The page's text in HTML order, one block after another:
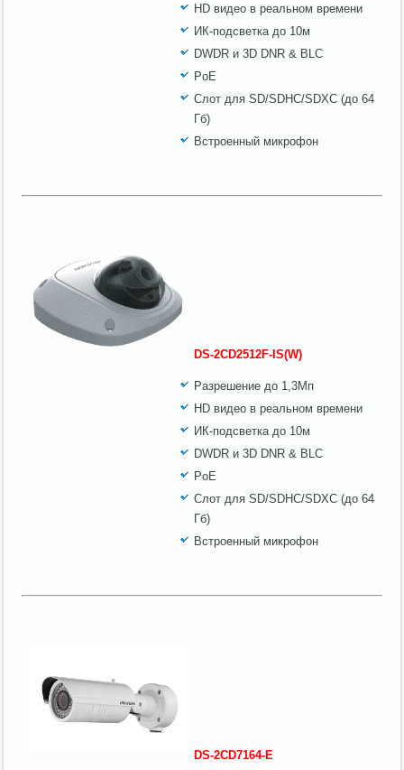
HD видео в реальном времени
ИК-подсветка до 10м
DWDR и 3D DNR & BLC
PoE
Слот для SD/SDHC/SDXC (до 64
Гб)
Встроенный микрофон
DS-2CD2512F-IS(W)
Разрешение до 1,3Мп
HD видео в реальном времени
ИК-подсветка до 10м
DWDR и 3D DNR & BLC
PoE
Слот для SD/SDHC/SDXC (до 64
Гб)
Встроенный микрофон
DS-2CD7164-E